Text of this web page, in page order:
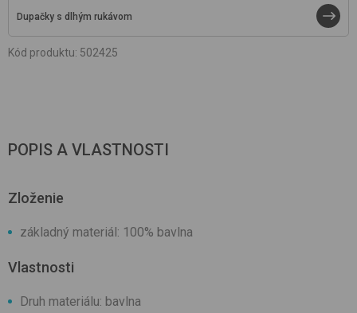
Dupačky s dlhým rukávom
Kód produktu: 502425
POPIS A VLASTNOSTI
Zloženie
základný materiál: 100% bavlna
Vlastnosti
Druh materiálu: bavlna